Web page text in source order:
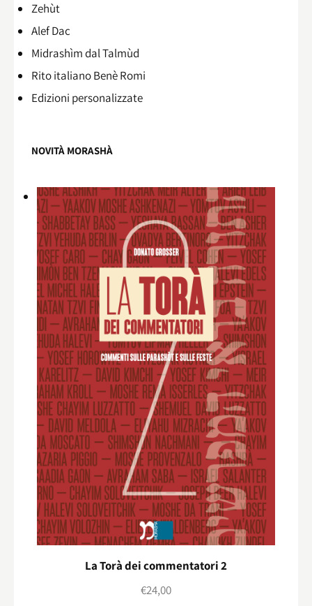
Zehùt
Alef Dac
Midrashìm dal Talmùd
Rito italiano Benè Romi​
Edizioni personalizzate
NOVITÀ MORASHÀ
La Torà dei commentatori 2
€24,00